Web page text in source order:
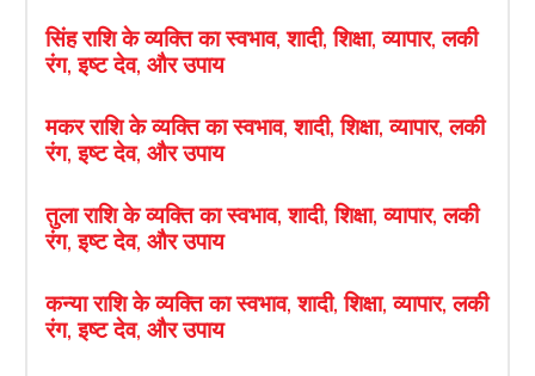
सिंह राशि के व्यक्ति का स्वभाव, शादी, शिक्षा, व्यापार, लकी
रंग, इष्ट देव, और उपाय
मकर राशि के व्यक्ति का स्वभाव, शादी, शिक्षा, व्यापार, लकी
रंग, इष्ट देव, और उपाय
तुला राशि के व्यक्ति का स्वभाव, शादी, शिक्षा, व्यापार, लकी
रंग, इष्ट देव, और उपाय
कन्या राशि के व्यक्ति का स्वभाव, शादी, शिक्षा, व्यापार, लकी
रंग, इष्ट देव, और उपाय